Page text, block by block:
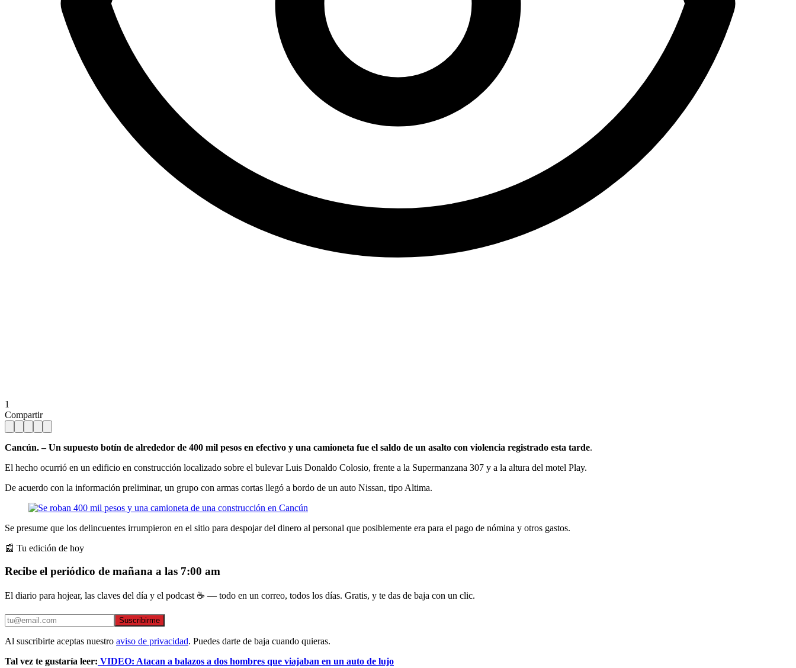
1
Compartir
Cancún. – Un supuesto botín de alrededor de 400 mil pesos en efectivo y una camioneta fue el saldo de un asalto con violencia registrado esta tarde.
El hecho ocurrió en un edificio en construcción localizado sobre el bulevar Luis Donaldo Colosio, frente a la Supermanzana 307 y a la altura del motel Play.
De acuerdo con la información preliminar, un grupo con armas cortas llegó a bordo de un auto Nissan, tipo Altima.
Se presume que los delincuentes irrumpieron en el sitio para despojar del dinero al personal que posiblemente era para el pago de nómina y otros gastos.
📰 Tu edición de hoy
Recibe el periódico de mañana a las 7:00 am
El diario para hojear, las claves del día y el podcast ☕ — todo en un correo, todos los días. Gratis, y te das de baja con un clic.
Suscribirme
Al suscribirte aceptas nuestro aviso de privacidad. Puedes darte de baja cuando quieras.
Tal vez te gustaría leer: VIDEO: Atacan a balazos a dos hombres que viajaban en un auto de lujo